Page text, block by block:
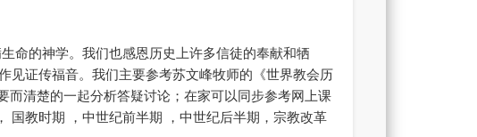
命的神学。我们也感恩历史上许多信徒的奉献和牺
见证传福音。我们主要参考苏文峰牧师的《世界教会历
清楚的一起分析答疑讨论；在家可以同步参考网上课
国教时期 ，中世纪前半期 ，中世纪后半期，宗教改革